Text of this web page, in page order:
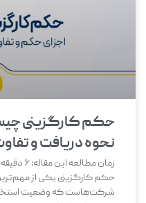
حکم کارگزینی
نحوه دریافت و
زمان مطالعه این مقاله:6 دقیقه
حکم کارگزینی یکی از
شرکت‌هاست که وضعیت